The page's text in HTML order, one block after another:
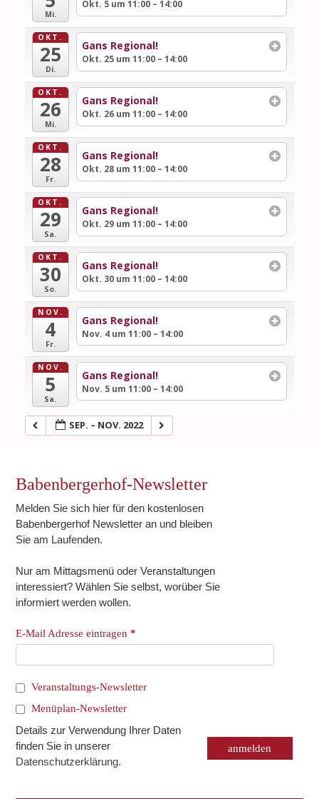
Mi.
Okt. 5 um 11:00 – 14:00
OKT.
25
Di.
Gans Regional!
Okt. 25 um 11:00 – 14:00
OKT.
26
Mi.
Gans Regional!
Okt. 26 um 11:00 – 14:00
OKT.
28
Fr.
Gans Regional!
Okt. 28 um 11:00 – 14:00
OKT.
29
Sa.
Gans Regional!
Okt. 29 um 11:00 – 14:00
OKT.
30
So.
Gans Regional!
Okt. 30 um 11:00 – 14:00
NOV.
4
Fr.
Gans Regional!
Nov. 4 um 11:00 – 14:00
NOV.
5
Sa.
Gans Regional!
Nov. 5 um 11:00 – 14:00
SEP. – NOV. 2022
Babenbergerhof-Newsletter
Melden Sie sich hier für den kostenlosen
Babenbergerhof Newsletter an und bleiben
Sie am Laufenden.
Nur am Mittagsmenü oder Veranstaltungen
interessiert? Wählen Sie selbst, worüber Sie
informiert werden wollen.
E-Mail Adresse eintragen*
Veranstaltungs-Newsletter
Menüplan-Newsletter
Details zur Verwendung Ihrer Daten
finden Sie in unserer
Datenschutzerklärung.